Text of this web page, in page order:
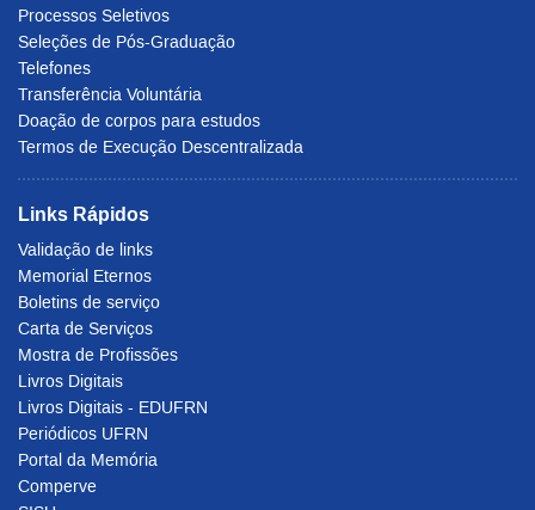
Processos Seletivos
Seleções de Pós-Graduação
Telefones
Transferência Voluntária
Doação de corpos para estudos
Termos de Execução Descentralizada
Links Rápidos
Validação de links
Memorial Eternos
Boletins de serviço
Carta de Serviços
Mostra de Profissões
Livros Digitais
Livros Digitais - EDUFRN
Periódicos UFRN
Portal da Memória
Comperve